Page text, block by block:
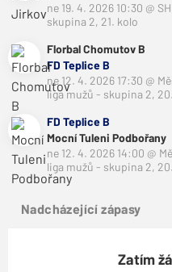
ne 19. 4. 2026 10:30 @
skupina 2, 21. kolo
Florbal Chomutov B
FD Teplice B
ne 12. 4. 2026 17:30 @
liga mužů - skupina 2,
FD Teplice B
Mocní Tuleni Podbořany
ne 12. 4. 2026 14:00 @
liga mužů - skupina 2,
Nadcházející zápasy
Zatím